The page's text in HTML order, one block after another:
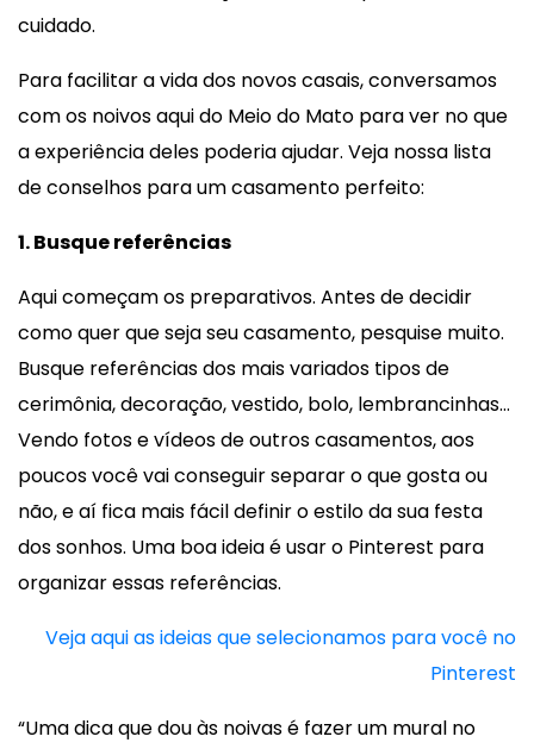
cuidado.
Para facilitar a vida dos novos casais, conversamos
com os noivos aqui do Meio do Mato para ver no que
a experiência deles poderia ajudar. Veja nossa lista
de conselhos para um casamento perfeito:
1. Busque referências
Aqui começam os preparativos. Antes de decidir
como quer que seja seu casamento, pesquise muito.
Busque referências dos mais variados tipos de
cerimônia, decoração, vestido, bolo, lembrancinhas…
Vendo fotos e vídeos de outros casamentos, aos
poucos você vai conseguir separar o que gosta ou
não, e aí fica mais fácil definir o estilo da sua festa
dos sonhos. Uma boa ideia é usar o Pinterest para
organizar essas referências.
Veja aqui as ideias que selecionamos para você no
Pinterest
“Uma dica que dou às noivas é fazer um mural no